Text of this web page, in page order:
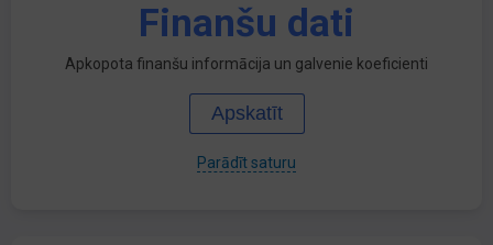
Finanšu dati
Apkopota finanšu informācija un galvenie koeficienti
Apskatīt
Parādīt saturu